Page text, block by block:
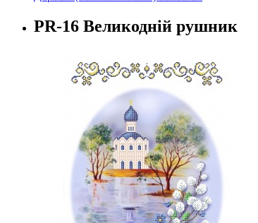
PR-16 Великодній рушник